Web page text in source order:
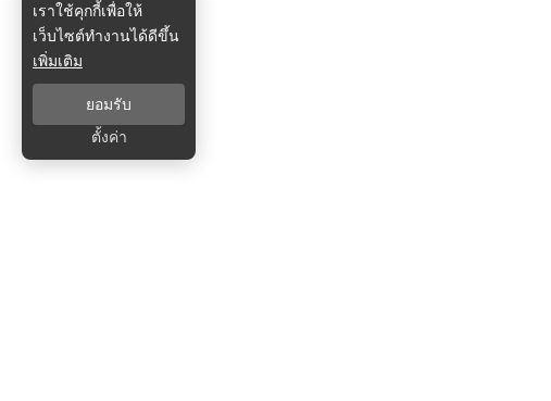
เราใช้คุกกี้เพื่อให้
เว็บไซต์ทำงานได้ดีขึ้น
เพิ่มเติม
ยอมรับ
ตั้งค่า